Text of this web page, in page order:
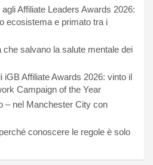
Affiliate Leaders Awards 2026:
ecosistema e primato tra i
salvano la salute mentale dei
iGB Affiliate Awards 2026: vinto il
Campaign of the Year
– nel Manchester City con
conoscere le regole è solo